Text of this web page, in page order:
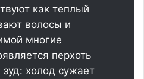
как теплый
волосы и
многие
перхоть
зуд: холод сужает